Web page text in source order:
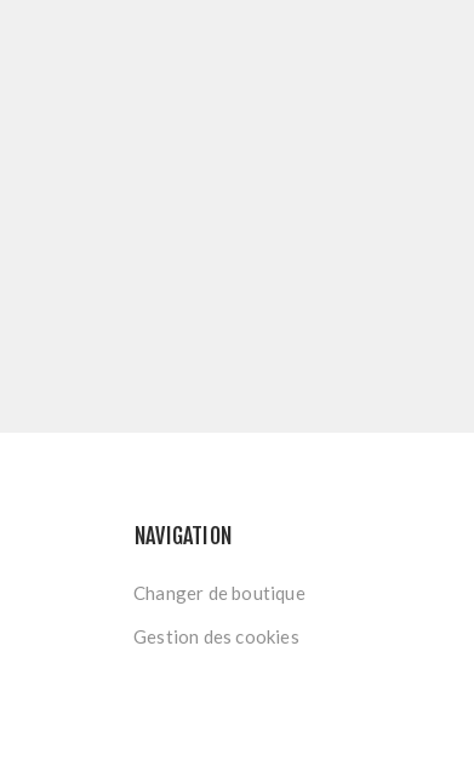
NAVIGATION
Changer de boutique
Gestion des cookies